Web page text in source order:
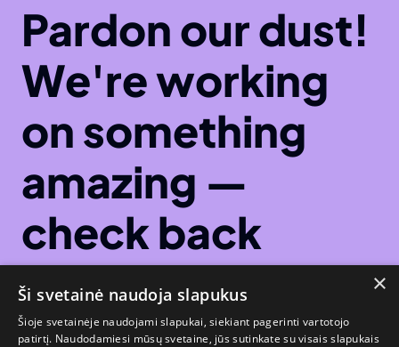
Pardon our dust!
We're working
on something
amazing —
check back
soon!
×
Ši svetainė naudoja slapukus
Šioje svetainėje naudojami slapukai, siekiant pagerinti vartotojo
patirtį. Naudodamiesi mūsų svetaine, jūs sutinkate su visais slapukais